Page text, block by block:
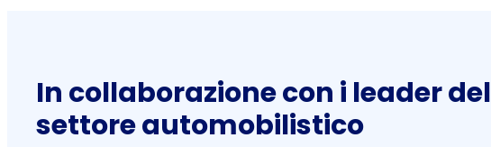
In collaborazione con i leader del
settore automobilistico